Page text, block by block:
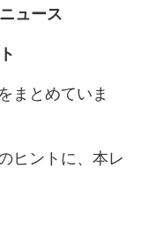
ュース
まとめていま
ヒントに、本レ